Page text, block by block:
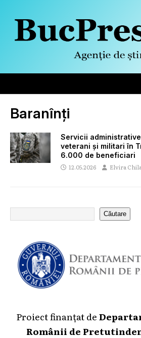
Baranînți
Servicii
veterani și militari în
6.000 de beneficiari
12.05.2026 Elvira
Căutare
Proiect finanțat de
Românii de